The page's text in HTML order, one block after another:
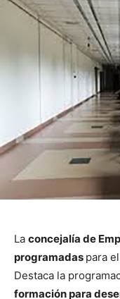
La concejalía de
programadas para
Destaca la
formación para